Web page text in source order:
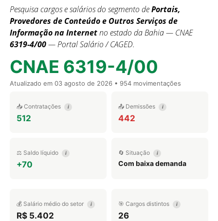
Pesquisa cargos e salários do segmento dePortais,
Provedores de Conteúdo e Outros Serviços de
Informação na Internetno estado da Bahia — CNAE
6319-4/00— Portal Salário / CAGED.
CNAE 6319-4/00
Atualizado em 03 agosto de 2026 • 954 movimentações
📥 Contratações i
512
📤 Demissões i
442
⚖️ Saldo líquido i
+70
🔄 Situação i
Com baixa demanda
💰 Salário médio do setor i
R$ 5.402
🎯 Cargos distintos i
26